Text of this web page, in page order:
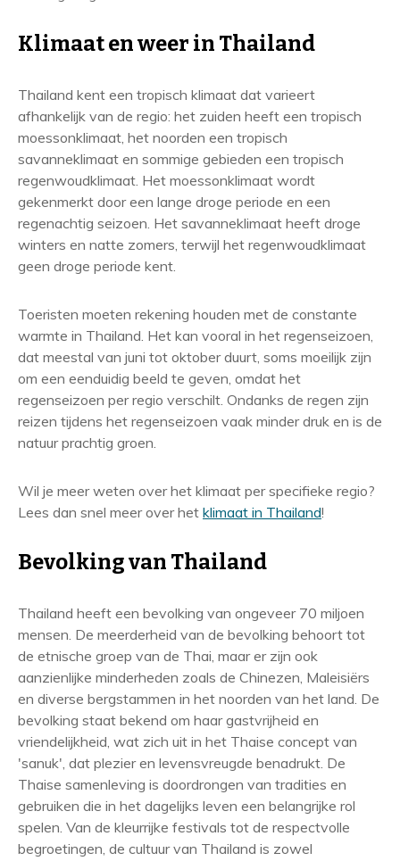
Klimaat en weer in Thailand
Thailand kent een tropisch klimaat dat varieert
afhankelijk van de regio: het zuiden heeft een tropisch
moessonklimaat, het noorden een tropisch
savanneklimaat en sommige gebieden een tropisch
regenwoudklimaat. Het moessonklimaat wordt
gekenmerkt door een lange droge periode en een
regenachtig seizoen. Het savanneklimaat heeft droge
winters en natte zomers, terwijl het regenwoudklimaat
geen droge periode kent.
Toeristen moeten rekening houden met de constante
warmte in Thailand. Het kan vooral in het regenseizoen,
dat meestal van juni tot oktober duurt, soms moeilijk zijn
om een eenduidig beeld te geven, omdat het
regenseizoen per regio verschilt. Ondanks de regen zijn
reizen tijdens het regenseizoen vaak minder druk en is de
natuur prachtig groen.
Wil je meer weten over het klimaat per specifieke regio?
Lees dan snel meer over het klimaat in Thailand!
Bevolking van Thailand
Thailand heeft een bevolking van ongeveer 70 miljoen
mensen. De meerderheid van de bevolking behoort tot
de etnische groep van de Thai, maar er zijn ook
aanzienlijke minderheden zoals de Chinezen, Maleisiërs
en diverse bergstammen in het noorden van het land. De
bevolking staat bekend om haar gastvrijheid en
vriendelijkheid, wat zich uit in het Thaise concept van
'sanuk', dat plezier en levensvreugde benadrukt. De
Thaise samenleving is doordrongen van tradities en
gebruiken die in het dagelijks leven een belangrijke rol
spelen. Van de kleurrijke festivals tot de respectvolle
begroetingen, de cultuur van Thailand is zowel